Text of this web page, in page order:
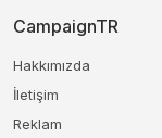
CampaignTR
Hakkımızda
İletişim
Reklam